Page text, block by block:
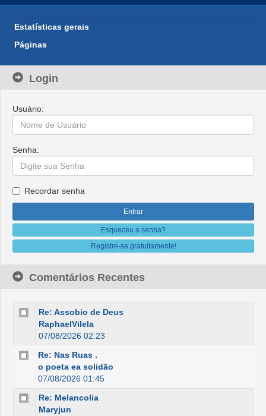
Estatísticas gerais
Páginas
Login
Usuário:
Senha:
Recordar senha
Esqueceu a senha?
Registre-se gratuitamente!
Comentários Recentes
Re: Assobio de Deus
RaphaelVilela
07/08/2026 02:23
Re: Nas Ruas .
o poeta ea solidão
07/08/2026 01:45
Re: Melancolia
Maryjun